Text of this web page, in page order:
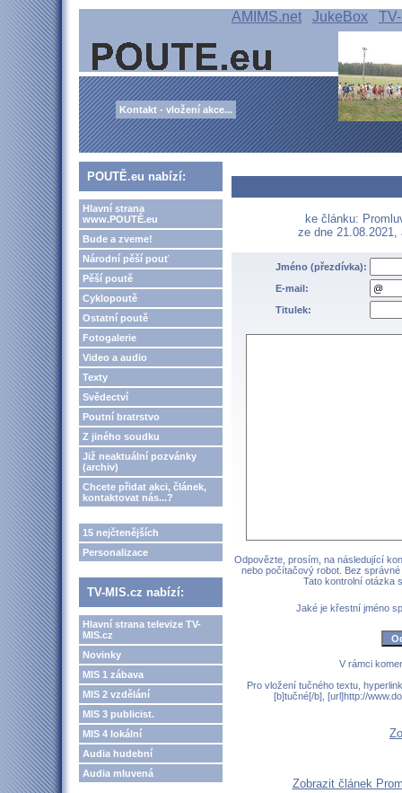
AMIMS.net JukeBox
Kontakt - vložení akce...
POUTĚ.eu nabízí:
Hlavní strana
www.POUTĚ.eu
Bude a zveme!
Národní pěší pouť
Pěší poutě
Cyklopoutě
Ostatní poutě
Fotogalerie
Video a audio
Texty
Svědectví
Poutní bratrstvo
Z jiného soudku
Již neaktuální pozvánky
(archiv)
Chcete přidat akci, článek,
kontaktovat nás...?
15 nejčtenějších
Personalizace
TV-MIS.cz nabízí:
Hlavní strana televize TV-
MIS.cz
Novinky
MIS 1 zábava
MIS 2 vzdělání
MIS 3 publicist.
MIS 4 lokální
Audia hudební
Audia mluvená
ke článku:
ze dne
Jméno (přezdívka):
E-mail:
Titulek:
Odpovězte, prosím, na následující
nebo počítačový robot. Bez
Tato kontrolní otázka
Jaké je křestní jméno
V rámci
Pro vložení tučného textu,
[b]tučné[/b], [url]http://
Zobrazit článek